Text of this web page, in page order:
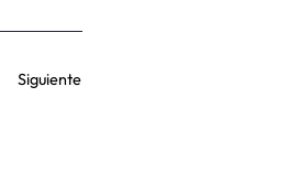
Siguiente